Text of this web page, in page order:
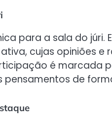
para a sala do júri.
cujas opiniões e
é marcada
de